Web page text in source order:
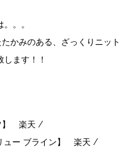
。。
かみのある、ざっくりニット
ます！！
】楽天 /
ュー ブライン】楽天 /